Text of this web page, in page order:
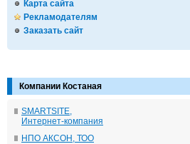
Карта сайта
Рекламодателям
Заказать сайт
Компании Костаная
SMARTSITE,
Интернет-компания
НПО АКСОН, ТОО